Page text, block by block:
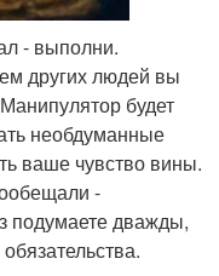
- выполни.
других людей вы
будет
необдуманные
ваше чувство вины.
-
подумаете дважды,